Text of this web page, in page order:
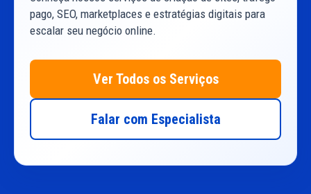
pago, SEO, marketplaces e estratégias digitais para
escalar seu negócio online.
Ver Todos os Serviços
Falar com Especialista